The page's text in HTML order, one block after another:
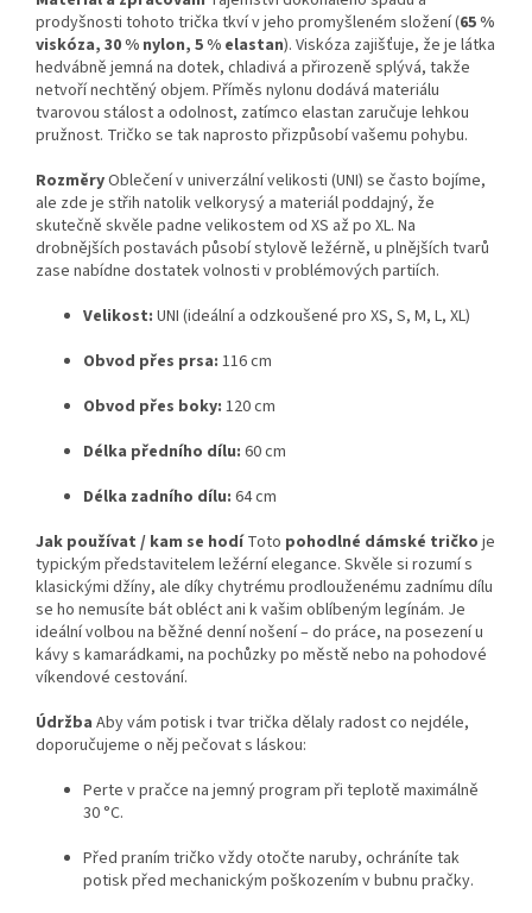
prodyšnosti tohoto trička tkví v jeho promyšleném složení (65 %
viskóza, 30 % nylon, 5 % elastan). Viskóza zajišťuje, že je látka
hedvábně jemná na dotek, chladivá a přirozeně splývá, takže
netvoří nechtěný objem. Příměs nylonu dodává materiálu
tvarovou stálost a odolnost, zatímco elastan zaručuje lehkou
pružnost. Tričko se tak naprosto přizpůsobí vašemu pohybu.
RozměryOblečení v univerzální velikosti (UNI) se často bojíme,
ale zde je střih natolik velkorysý a materiál poddajný, že
skutečně skvěle padne velikostem od XS až po XL. Na
drobnějších postavách působí stylově ležérně, u plnějších tvarů
zase nabídne dostatek volnosti v problémových partiích.
Velikost: UNI (ideální a odzkoušené pro XS, S, M, L, XL)
Obvod přes prsa: 116 cm
Obvod přes boky: 120 cm
Délka předního dílu: 60 cm
Délka zadního dílu: 64 cm
Jak používat / kam se hodíToto pohodlné dámské tričko je
typickým představitelem ležérní elegance. Skvěle si rozumí s
klasickými džíny, ale díky chytrému prodlouženému zadnímu dílu
se ho nemusíte bát obléct ani k vašim oblíbeným legínám. Je
ideální volbou na běžné denní nošení – do práce, na posezení u
kávy s kamarádkami, na pochůzky po městě nebo na pohodové
víkendové cestování.
Údržba Aby vám potisk i tvar trička dělaly radost co nejdéle,
doporučujeme o něj pečovat s láskou:
Perte v pračce na jemný program při teplotě maximálně
30 °C.
Před praním tričko vždy otočte naruby, ochráníte tak
potisk před mechanickým poškozením v bubnu pračky.